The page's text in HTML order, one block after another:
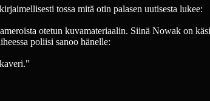
tossa mitä otin palasen uutisesta lukee:
otetun kuvamateriaalin. Siinä Nowak on
poliisi sanoo hänelle: